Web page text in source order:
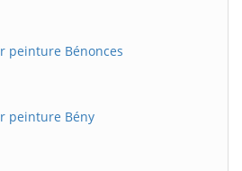
peinture Bénonces
peinture Bény